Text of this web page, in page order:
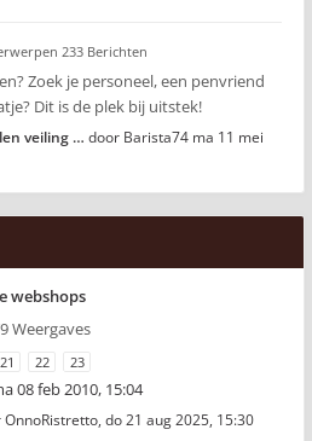
233 Berichten
Zoek je personeel, een penvriend
Dit is de plek bij uitstek!
veiling … door Barista74 ma 11 mei
webshops
Weergaves
21 22 23
08 feb 2010, 15:04
OnnoRistretto, do 21 aug 2025, 15:30